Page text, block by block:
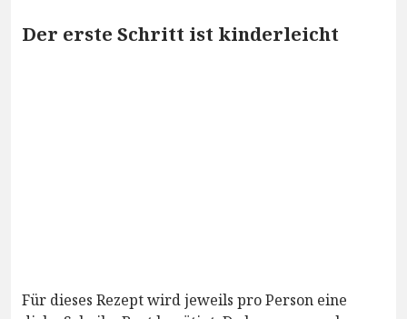
Der erste Schritt ist kinderleicht
Für dieses Rezept wird jeweils pro Person eine